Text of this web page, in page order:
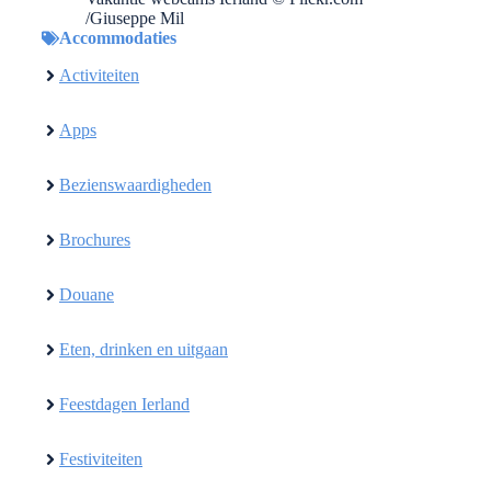
/Giuseppe Mil
Accommodaties
Activiteiten
Apps
Bezienswaardigheden
Brochures
Douane
Eten, drinken en uitgaan
Feestdagen Ierland
Festiviteiten